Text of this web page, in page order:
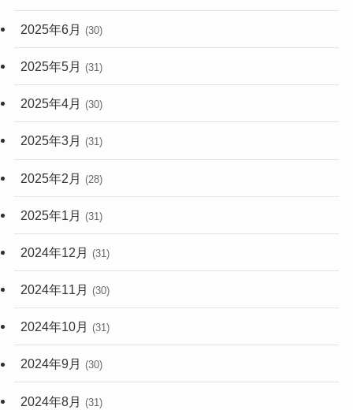
2025年6月 (30)
2025年5月 (31)
2025年4月 (30)
2025年3月 (31)
2025年2月 (28)
2025年1月 (31)
2024年12月 (31)
2024年11月 (30)
2024年10月 (31)
2024年9月 (30)
2024年8月 (31)